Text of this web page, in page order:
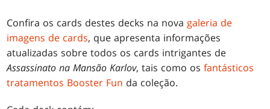
Confira os cards destes decks na nova galeria de
imagens de cards, que apresenta informações
atualizadas sobre todos os cards intrigantes de
Assassinato na Mansão Karlov, tais como osfantásticos
tratamentos Booster Fun da coleção.